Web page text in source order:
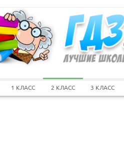
1 КЛАСС 2 КЛАСС 3 КЛАСС